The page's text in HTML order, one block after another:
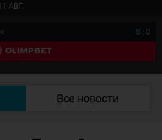
АВГ.
0 : 0
Все новости